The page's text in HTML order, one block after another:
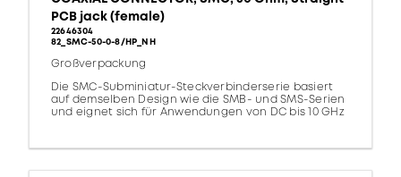
PCB jack (female)
22646304
82_SMC-50-0-8/HP_NH
Großverpackung
Die SMC-Subminiatur-Steckverbinderserie basiert
auf demselben Design wie die SMB- und SMS-Serien
und eignet sich für Anwendungen von DC bis 10 GHz